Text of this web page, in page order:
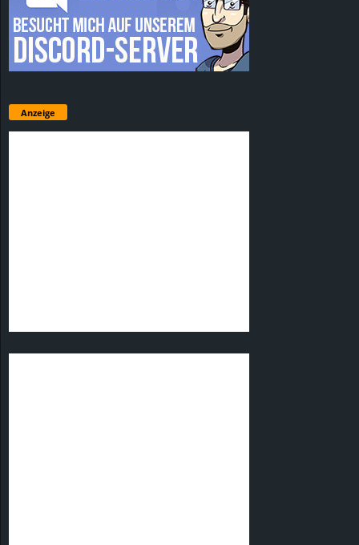
Anzeige